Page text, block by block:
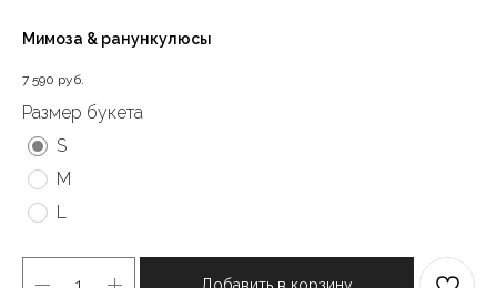
Мимоза & ранункулюсы
7 590 руб.
Размер букета
S
M
L